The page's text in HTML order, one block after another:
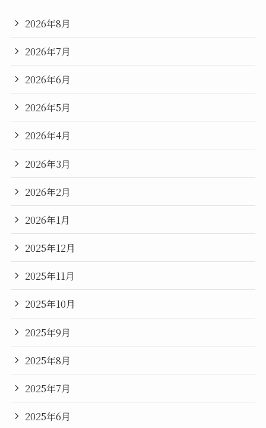
2026年8月
2026年7月
2026年6月
2026年5月
2026年4月
2026年3月
2026年2月
2026年1月
2025年12月
2025年11月
2025年10月
2025年9月
2025年8月
2025年7月
2025年6月